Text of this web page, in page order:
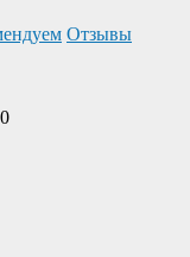
Отзывы